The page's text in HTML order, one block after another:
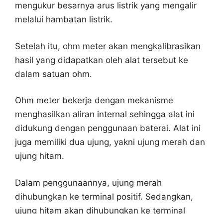
mengukur besarnya arus listrik yang mengalir
melalui hambatan listrik.
Setelah itu, ohm meter akan mengkalibrasikan
hasil yang didapatkan oleh alat tersebut ke
dalam satuan ohm.
Ohm meter bekerja dengan mekanisme
menghasilkan aliran internal sehingga alat ini
didukung dengan penggunaan baterai. Alat ini
juga memiliki dua ujung, yakni ujung merah dan
ujung hitam.
Dalam penggunaannya, ujung merah
dihubungkan ke terminal positif. Sedangkan,
ujung hitam akan dihubungkan ke terminal